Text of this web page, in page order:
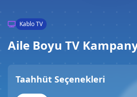
Kablo TV
Aile Boyu TV
Taahhüt Seçenekleri